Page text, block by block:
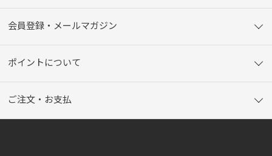
会員登録・メールマガジン
ポイントについて
ご注文・お支払